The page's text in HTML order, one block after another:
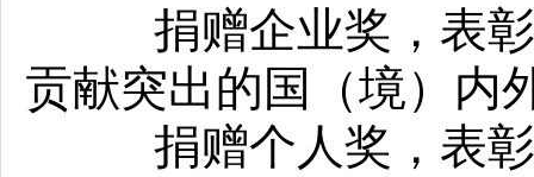
捐赠企业奖，表彰
贡献突出的国（境）内
捐赠个人奖，表彰